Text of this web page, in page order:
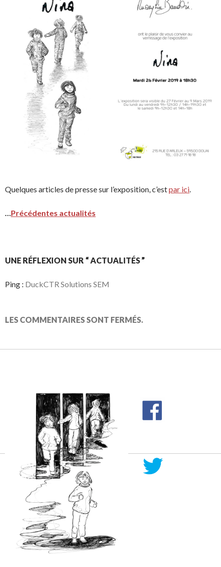
Quelques articles de presse sur l’exposition, c’estpar ici.
…Précédentes actualités
UNE RÉFLEXION SUR “ ACTUALITÉS ”
Ping : DuckCTR Solutions SEM
LES COMMENTAIRES SONT FERMÉS.